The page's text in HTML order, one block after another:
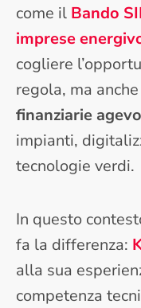
come il Bando
imprese
cogliere
regola, ma
finanziarie
impianti,
tecnologie verdi.
In questo
fa la differenza:
alla sua
competenza